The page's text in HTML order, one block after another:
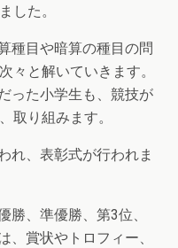
した。
種目や暗算の種目の問
々と解いていきます。
った小学生も、競技が
取り組みます。
れ、表彰式が行われま
勝、準優勝、第3位、
、賞状やトロフィー、